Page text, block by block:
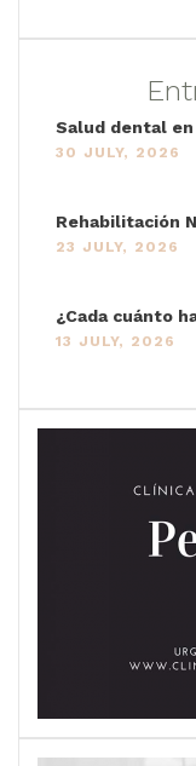
Salud dental
30 JULY, 2026
Rehabilitación
23 JULY, 2026
¿Cada cuánto
13 JULY, 2026